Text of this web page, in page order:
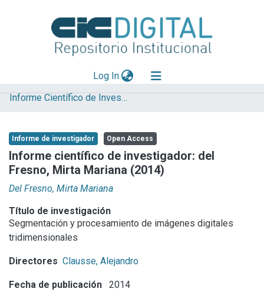
Log In(current)
Explorar
Aportar material
Statistics
Informe Científico de Investigador
Informe de investigador Open Access
Informe científico de investigador: del
Fresno, Mirta Mariana (2014)
Del Fresno, Mirta Mariana
Título de investigación
Segmentación y procesamiento de imágenes digitales
tridimensionales
Directores Clausse, Alejandro
Fecha de publicación 2014